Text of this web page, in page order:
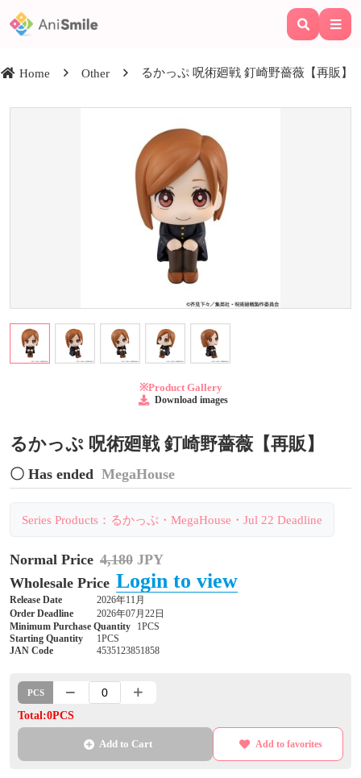
Home Other るかっぷ 呪術廻戦 釘崎野薔薇【再販】
※Product Gallery
Download images
るかっぷ 呪術廻戦 釘崎野薔薇【再販】
〇 Has ended MegaHouse
Series Products：るかっぷ・MegaHouse・Jul 22 Deadline
Normal Price 4,180 JPY
Wholesale Price Login to view
Release Date
2026年11月
Order Deadline
2026年07月22日
Minimum Purchase Quantity
1PCS
Starting Quantity
1PCS
JAN Code
4535123851858
PCS
Total:0PCS
Add to Cart Add to favorites